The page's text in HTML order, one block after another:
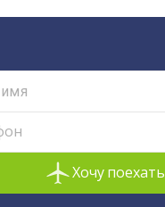
Хочу поехать